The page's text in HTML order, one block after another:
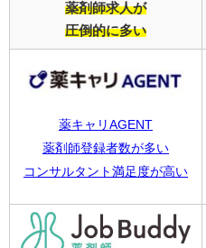
薬剤師求人が
圧倒的に多い
薬キャリAGENT
薬剤師登録者数が多い
コンサルタント満足度が高い